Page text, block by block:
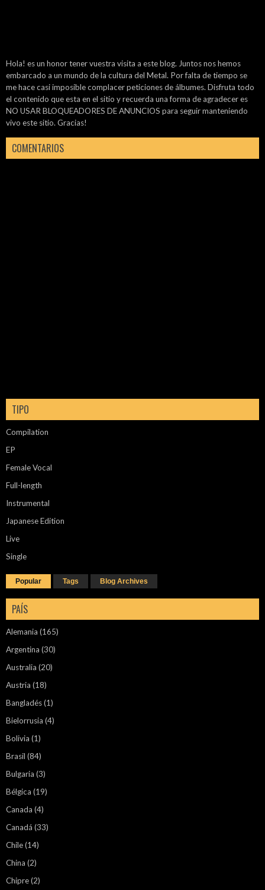
Hola! es un honor tener vuestra visita a este blog. Juntos nos hemos
embarcado a un mundo de la cultura del Metal. Por falta de tiempo se
me hace casi imposible complacer peticiones de álbumes. Disfruta todo
el contenido que esta en el sitio y recuerda una forma de agradecer es
NO USAR BLOQUEADORES DE ANUNCIOS para seguir manteniendo
vivo este sitio. Gracias!
COMENTARIOS
TIPO
Compilation
EP
Female Vocal
Full-length
Instrumental
Japanese Edition
Live
Single
Popular Tags Blog Archives
PAÍS
Alemania (165)
Argentina (30)
Australia (20)
Austria (18)
Bangladés(1)
Bielorrusia (4)
Bolivia (1)
Brasil (84)
Bulgaria (3)
Bélgica (19)
Canada (4)
Canadá (33)
Chile(14)
China (2)
Chipre(2)